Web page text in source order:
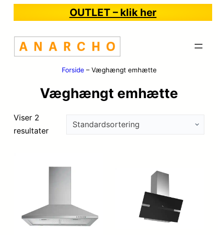
OUTLET – klik her
Forside– Væghængt emhætte
Væghængt emhætte
Viser 2
resultater